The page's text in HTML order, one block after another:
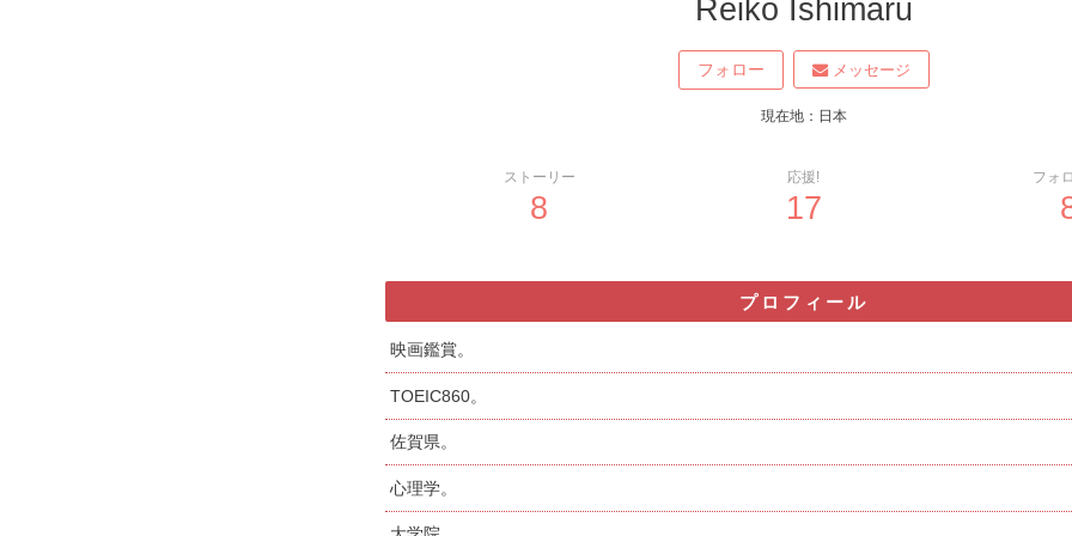
Reiko Ishimaru
フォロー メッセージ
現在地：日本
ストーリー
8
応援!
17
フォ
プロフィール
映画鑑賞。
TOEIC860。
佐賀県。
心理学。